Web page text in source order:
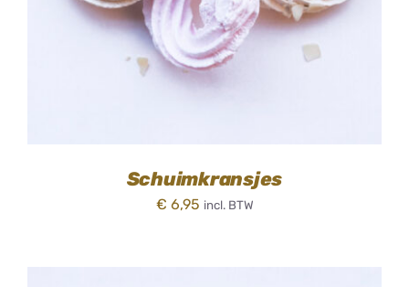
Schuimkransjes
€ 6,95 incl. BTW